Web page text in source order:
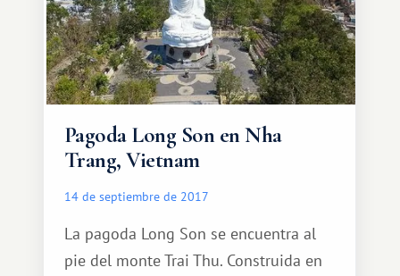
Pagoda Long Son en Nha
Trang, Vietnam
14 de septiembre de 2017
La pagoda Long Son se encuentra al
pie del monte Trai Thu. Construida en